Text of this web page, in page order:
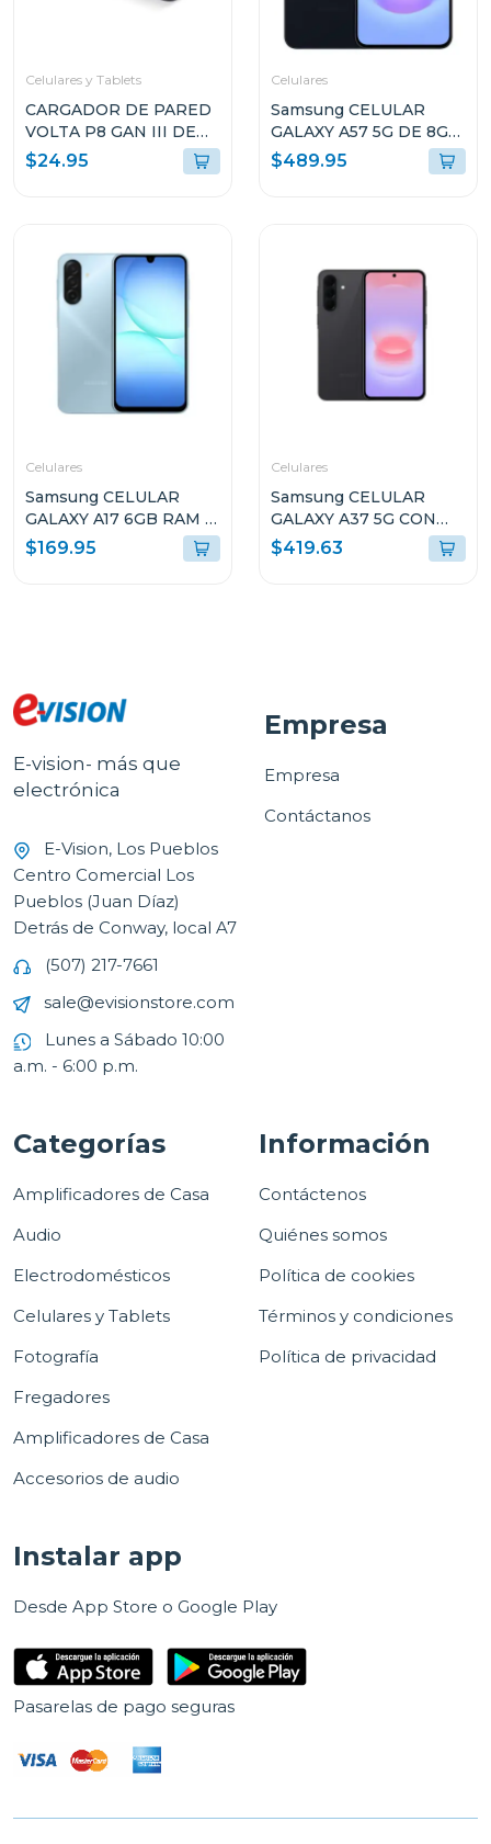
Celulares y Tablets
CARGADOR DE PARED
VOLTA P8 GAN III DE
65W CON DOBLE
PUERTO USB-C Y
$24.95
Celulares
Samsung CELULAR
GALAXY A57 5G DE 8GB
RAM Y 256GB
ALMACENAMIENTO
$489.95
Celulares
Samsung CELULAR
GALAXY A17 6GB RAM Y
128GB
ALMACENAMIENTO
$169.95
Celulares
Samsung CELULAR
GALAXY A37 5G CON
8GB RAM Y 256GB
ALMACENAMIENTO
$419.63
E-vision- más que
electrónica
E-Vision, Los Pueblos
Centro Comercial Los
Pueblos (Juan Díaz)
Detrás de Conway, local A7
(507) 217-7661
sale@evisionstore.com
Lunes a Sábado 10:00
a.m. - 6:00 p.m.
Empresa
Empresa
Contáctanos
Categorías
Amplificadores de Casa
Audio
Electrodomésticos
Celulares y Tablets
Fotografía
Fregadores
Amplificadores de Casa
Accesorios de audio
Información
Contáctenos
Quiénes somos
Política de cookies
Términos y condiciones
Política de privacidad
Instalar app
Desde App Store o Google Play
Pasarelas de pago seguras